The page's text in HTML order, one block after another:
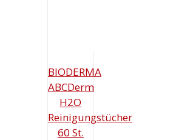
BIODERMA
ABCDerm
H2O
Reinigungstücher
60 St.